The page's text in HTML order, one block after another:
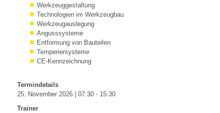
Werkzeuggestaltung
Technologien im Werkzeugbau
Werkzeugauslegung
Angusssysteme
Entformung von Bauteilen
Temperiersysteme
CE-Kennzeichnung
Termindetails
25. November 2026 | 07:30 - 15:30
Trainer